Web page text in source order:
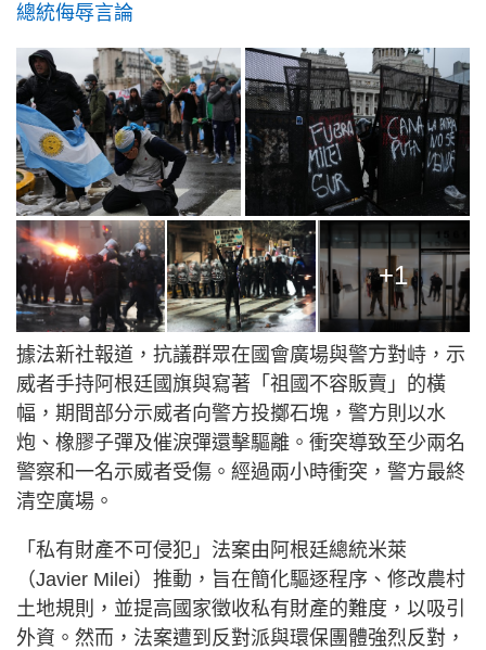
總統侮辱言論
+1
據法新社報道，抗議群眾在國會廣場與警方對峙，示
威者手持阿根廷國旗與寫著「祖國不容販賣」的橫
幅，期間部分示威者向警方投擲石塊，警方則以水
炮、橡膠子彈及催淚彈還擊驅離。衝突導致至少兩名
警察和一名示威者受傷。經過兩小時衝突，警方最終
清空廣場。
「私有財產不可侵犯」法案由阿根廷總統米萊
（Javier Milei）推動，旨在簡化驅逐程序、修改農村
土地規則，並提高國家徵收私有財產的難度，以吸引
外資。然而，法案遭到反對派與環保團體強烈反對，